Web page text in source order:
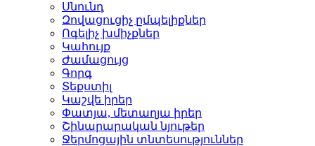
Սնունդ­
Զովացուցիչ ըմպելիքներ
Ոգելիչ խմիչքներ­
Կահույք­
Ժամացույց­
Գորգ­
Տեքստիլ­
Կաշվե իրեր­
Փատյա, մետաղյա իրեր­
Շինարարական նյութեր
Ջերմոցային տնտեսությո­ւններ